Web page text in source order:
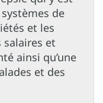
de
et les
salaires et
ainsi qu’une
et des